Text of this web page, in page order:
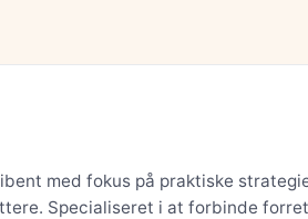
med fokus på praktiske
Specialiseret i at forbinde